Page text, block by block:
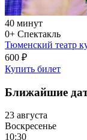
40 минут
0+ Спектакль
Тюменский театр
600 ₽
Купить билет
Ближайшие
23 августа
Воскресенье
10:30